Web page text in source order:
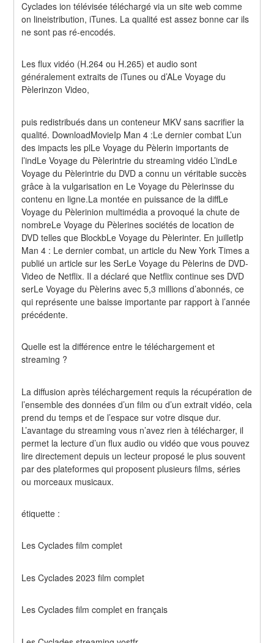
Cyclades ion télévisée téléchargé via un site web comme
on lineistribution, iTunes. La qualité est assez bonne car ils
ne sont pas ré-encodés.
Les flux vidéo (H.264 ou H.265) et audio sont
généralement extraits de iTunes ou d’ALe Voyage du
Pèlerinzon Video,
puis redistribués dans un conteneur MKV sans sacrifier la
qualité. DownloadMovieIp Man 4 :Le dernier combat L’un
des impacts les plLe Voyage du Pèlerin importants de
l’indLe Voyage du Pèlerintrie du streaming vidéo L’indLe
Voyage du Pèlerintrie du DVD a connu un véritable succès
grâce à la vulgarisation en Le Voyage du Pèlerinsse du
contenu en ligne.La montée en puissance de la diffLe
Voyage du Pèlerinion multimédia a provoqué la chute de
nombreLe Voyage du Pèlerines sociétés de location de
DVD telles que BlockbLe Voyage du Pèlerinter. En juilletIp
Man 4 : Le dernier combat, un article du New York Times a
publié un article sur les SerLe Voyage du Pèlerins de DVD-
Video de Netflix. Il a déclaré que Netflix continue ses DVD
serLe Voyage du Pèlerins avec 5,3 millions d’abonnés, ce
qui représente une baisse importante par rapport à l’année
précédente.
Quelle est la différence entre le téléchargement et
streaming ?
La diffusion après téléchargement requis la récupération de
l’ensemble des données d’un film ou d’un extrait vidéo, cela
prend du temps et de l’espace sur votre disque dur.
L’avantage du streaming vous n’avez rien à télécharger, il
permet la lecture d’un flux audio ou vidéo que vous pouvez
lire directement depuis un lecteur proposé le plus souvent
par des plateformes qui proposent plusieurs films, séries
ou morceaux musicaux.
étiquette :
Les Cyclades film complet
Les Cyclades 2023 film complet
Les Cyclades film complet en français